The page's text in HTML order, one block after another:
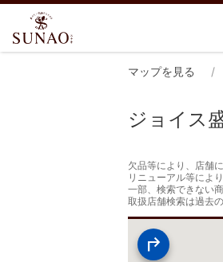
マップを見る
ジョイス
欠品等により、店舗
リニューアル等によ
一部、検索できない
取扱店舗検索は過去